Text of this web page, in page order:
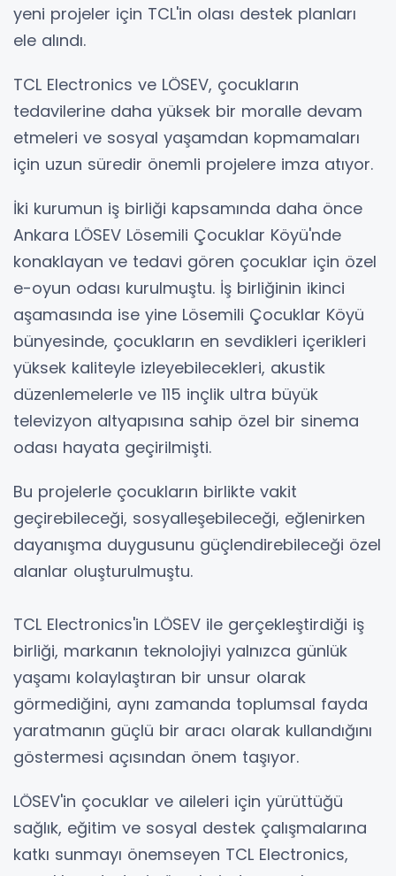
yeni projeler için TCL'in olası destek planları
ele alındı.
TCL Electronics ve LÖSEV, çocukların
tedavilerine daha yüksek bir moralle devam
etmeleri ve sosyal yaşamdan kopmamaları
için uzun süredir önemli projelere imza atıyor.
İki kurumun iş birliği kapsamında daha önce
Ankara LÖSEV Lösemili Çocuklar Köyü'nde
konaklayan ve tedavi gören çocuklar için özel
e-oyun odası kurulmuştu. İş birliğinin ikinci
aşamasında ise yine Lösemili Çocuklar Köyü
bünyesinde, çocukların en sevdikleri içerikleri
yüksek kaliteyle izleyebilecekleri, akustik
düzenlemelerle ve 115 inçlik ultra büyük
televizyon altyapısına sahip özel bir sinema
odası hayata geçirilmişti.
Bu projelerle çocukların birlikte vakit
geçirebileceği, sosyalleşebileceği, eğlenirken
dayanışma duygusunu güçlendirebileceği özel
alanlar oluşturulmuştu.
TCL Electronics'in LÖSEV ile gerçekleştirdiği iş
birliği, markanın teknolojiyi yalnızca günlük
yaşamı kolaylaştıran bir unsur olarak
görmediğini, aynı zamanda toplumsal fayda
yaratmanın güçlü bir aracı olarak kullandığını
göstermesi açısından önem taşıyor.
LÖSEV'in çocuklar ve aileleri için yürüttüğü
sağlık, eğitim ve sosyal destek çalışmalarına
katkı sunmayı önemseyen TCL Electronics,